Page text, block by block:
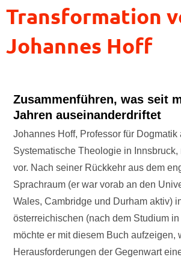
Transformation
Johannes Hoff
Zusammenführen, was seit
Jahren auseinanderdriftet
Johannes Hoff, Professor für Dogmatik
Systematische Theologie in Innsbruck,
vor. Nach seiner Rückkehr aus dem
Sprachraum (er war vorab an den
Wales, Cambridge und Durham aktiv)
österreichischen (nach dem Studium
möchte er mit diesem Buch aufzeigen,
Herausforderungen der Gegenwart